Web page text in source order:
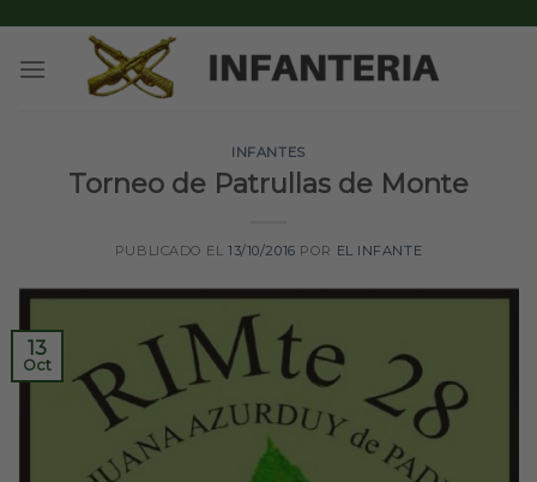
content
INFANTES
Torneo de Patrullas de Monte
PUBLICADO EL13/10/2016 POR EL INFANTE
13
Oct